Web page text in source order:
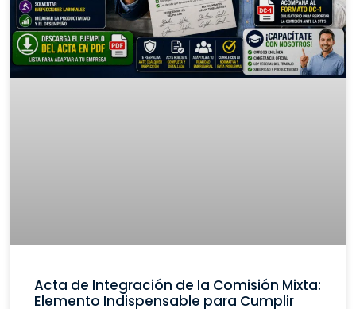
Acta de Integración de la Comisión Mixta:
Elemento Indispensable para Cumplir